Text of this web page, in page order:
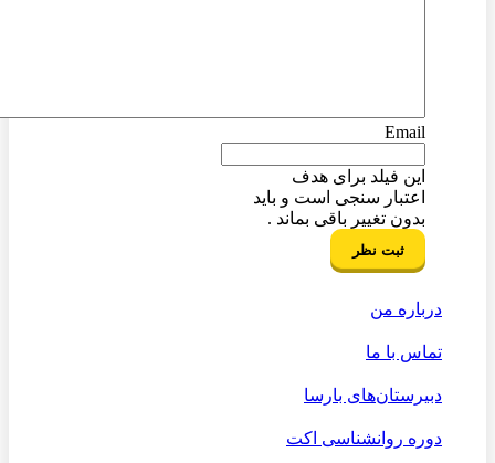
Email
این فیلد برای هدف
اعتبار سنجی است و باید
بدون تغییر باقی بماند .
درباره من
تماس با ما
دبیرستان‌های بارسا
دوره روانشناسی اکت